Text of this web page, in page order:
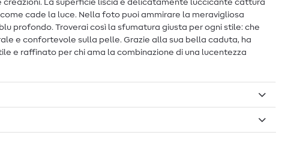
La superficie liscia e delicatamente luccicante cattura
cade la luce. Nella foto puoi ammirare la meravigliosa
profondo. Troverai così la sfumatura giusta per ogni stile: che
e confortevole sulla pelle. Grazie alla sua bella caduta, ha
e raffinato per chi ama la combinazione di una lucentezza